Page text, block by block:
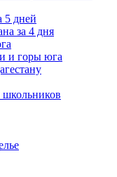
5 дней
за 4 дня
и горы юга